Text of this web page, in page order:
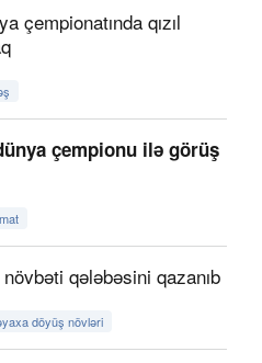
çempionatında qızıl
çempionu ilə görüş
qələbəsini qazanıb
döyüş növləri